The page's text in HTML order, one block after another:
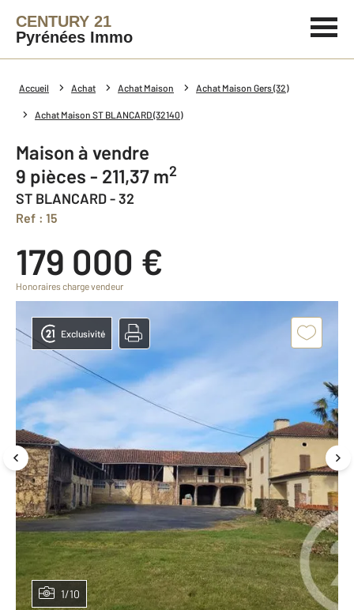
CENTURY 21
Pyrénées Immo
Accueil Achat Achat Maison Achat Maison Gers (32)
Achat Maison ST BLANCARD (32140)
Maison à vendre
9 pièces - 211,37 m2
ST BLANCARD - 32
Ref : 15
179 000 €
Honoraires charge vendeur
1/10
Exclusivité